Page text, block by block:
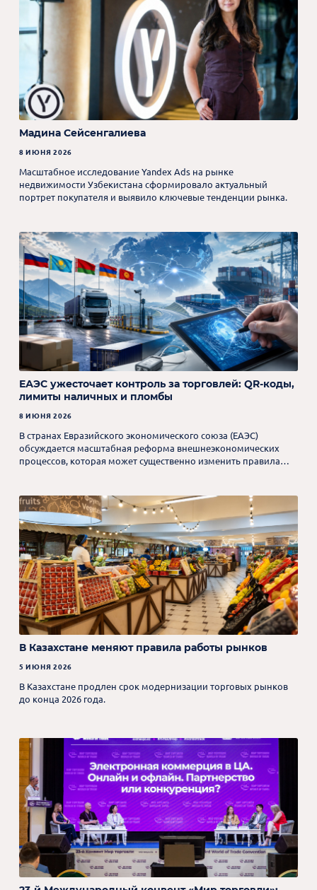
Мадина Сейсенгалиева
8 ИЮНЯ 2026
Масштабное исследование Yandex Ads на рынке
недвижимости Узбекистана сформировало актуальный
портрет покупателя и выявило ключевые тенденции рынка.
ЕАЭС ужесточает контроль за торговлей: QR-коды,
лимиты наличных и пломбы
8 ИЮНЯ 2026
В странах Евразийского экономического союза (ЕАЭС)
обсуждается масштабная реформа внешнеэкономических
процессов, которая может существенно изменить правила
В Казахстане меняют правила работы рынков
5 ИЮНЯ 2026
В Казахстане продлен срок модернизации торговых рынков
до конца 2026 года.